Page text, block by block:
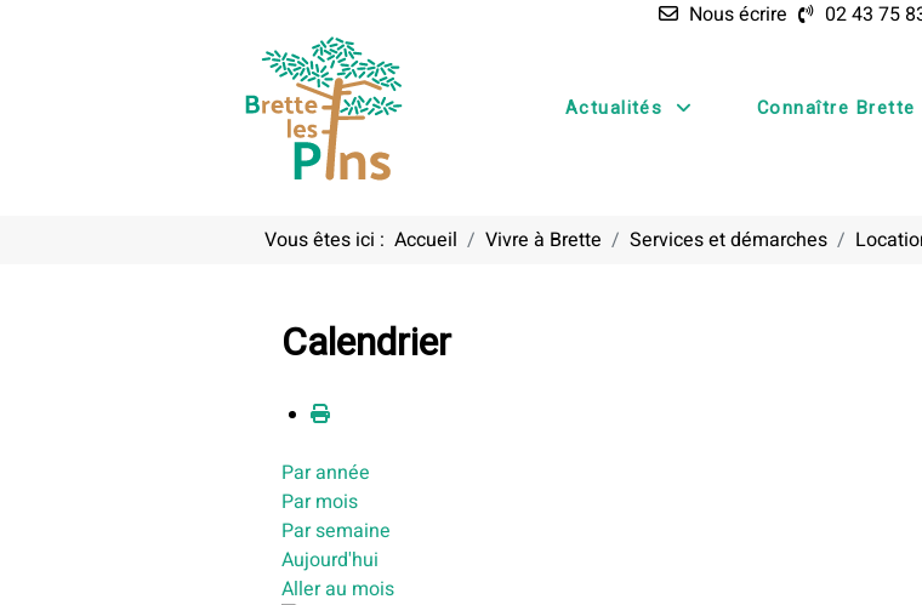
Nous écrire 02 43 75
Actualités Connaître Brette
Vous êtes ici : Accueil Vivre à Brette Services et démarches
Calendrier
Par année
Par mois
Par semaine
Aujourd'hui
Aller au mois